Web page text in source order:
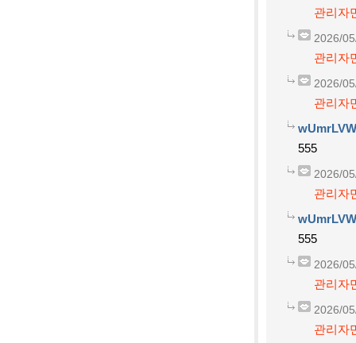
관리자
2026/
관리자
2026/
관리자
555
2026/
관리자
555
2026/
관리자
2026/
관리자